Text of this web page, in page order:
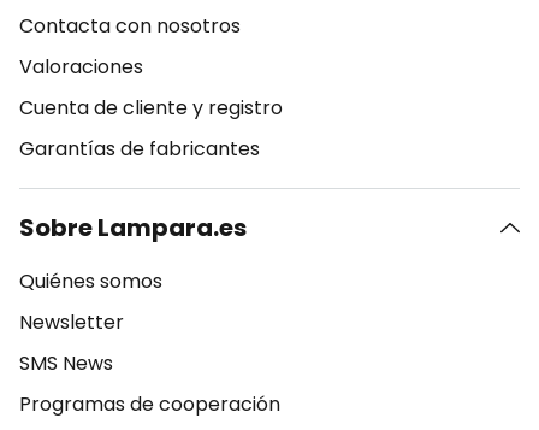
Contacta con nosotros
Valoraciones
Cuenta de cliente y registro
Garantías de fabricantes
Sobre Lampara.es
Quiénes somos
Newsletter
SMS News
Programas de cooperación